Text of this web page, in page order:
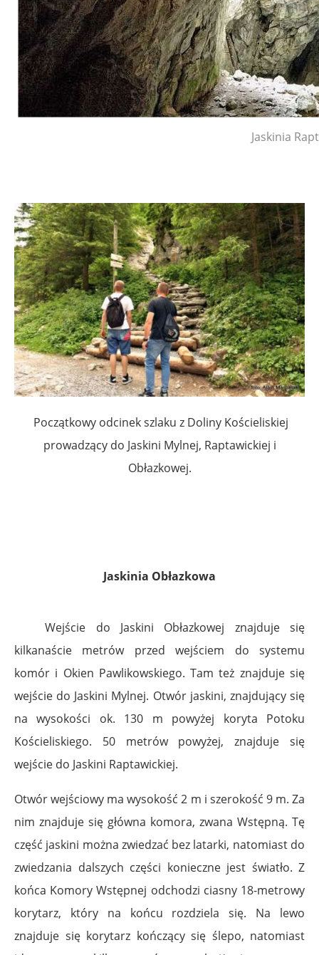
Jaskinia
Początkowy odcinek szlaku z Doliny Kościeliskiej
prowadzący do Jaskini Mylnej, Raptawickiej i
Obłazkowej.
Jaskinia Obłazkowa
Wejście do Jaskini Obłazkowej znajduje się
kilkanaście metrów przed wejściem do systemu
komór i Okien Pawlikowskiego. Tam też znajduje się
wejście do Jaskini Mylnej. Otwór jaskini, znajdujący się
na wysokości ok. 130 m powyżej koryta Potoku
Kościeliskiego. 50 metrów powyżej, znajduje się
wejście do Jaskini Raptawickiej.
Otwór wejściowy ma wysokość 2 m i szerokość 9 m. Za
nim znajduje się główna komora, zwana Wstępną. Tę
część jaskini można zwiedzać bez latarki, natomiast do
zwiedzania dalszych części konieczne jest światło. Z
końca Komory Wstępnej odchodzi ciasny 18-metrowy
korytarz, który na końcu rozdziela się. Na lewo
znajduje się korytarz kończący się ślepo, natomiast